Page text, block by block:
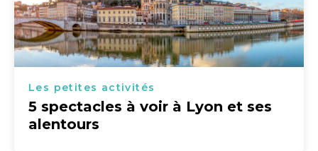
Les petites activités
5 spectacles à voir à Lyon et ses
alentours